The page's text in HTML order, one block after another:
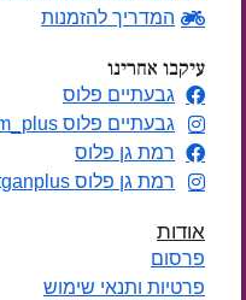
המדריך להזמנות
עיקבו אחרינו
גבעתיים פלוס
גבעתיים פלוס givatayim_plus
רמת גן פלוס
רמת גן פלוס ramatganplus
אודות
פרסום
פרטיות ותנאי שימוש